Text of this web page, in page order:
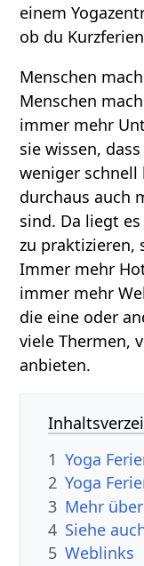
einem
ob du
Menschen
Menschen
immer mehr
sie wissen,
weniger schnell
durchaus auch
sind. Da liegt
zu praktizieren,
Immer mehr
immer mehr
die eine oder
viele Thermen,
anbieten.
1 Yoga
2 Yoga
3 Mehr
4 Siehe
5 Weblinks